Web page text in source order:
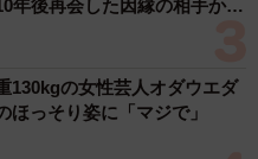
後再会した因縁の相手から
130kgの女性芸人オダウエダ
っそり姿に「マジで」